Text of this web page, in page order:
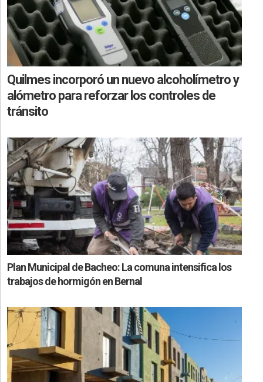
Quilmes incorporó un nuevo alcoholímetro y
alómetro para reforzar los controles de
tránsito
Plan Municipal de Bacheo: La comuna intensifica los
trabajos de hormigón en Bernal